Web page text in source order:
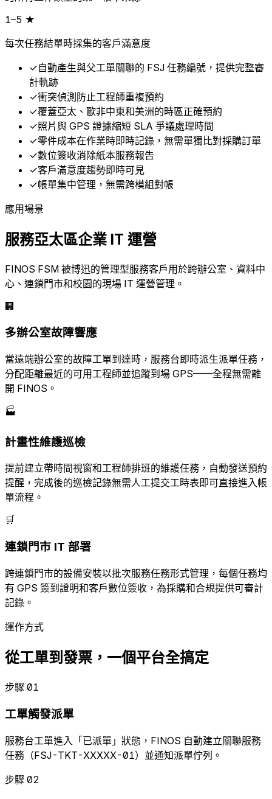
1–5 ★
每次任務結單時採集的客戶滿意度
✓自動產生與父工單關聯的 FSJ 任務編號，提供完整審
計軌跡
✓衝突偵測防止工程師重複預約
✓覆蓋亞太、歐非中東和美洲的時區正確預約
✓照片與 GPS 證據縮短 SLA 爭議處理時間
✓零件成本在作業時即時記錄，無需單獨比對採購訂單
✓數位簽收消除紙本服務報告
✓客戶滿意度趨勢即時可見
✓帳單集中管理，無需跨模組對帳
應用場景
服務亞太區企業 IT 運營
FINOS FSM 被博迅的管理型服務客戶用於跨辦公室、資料中
心、連鎖門市和校園的現場 IT 運營管理。
🏢
多辦公室故障響應
當遠端辦公室的故障工單到達時，服務台即時派生派單任務，
分配距離最近的可用工程師並追蹤到場 GPS——全程無需離
開 FINOS。
🏭
計畫性維護巡檢
提前建立帶時間視窗和工程師排班的維護任務，自動發送預約
提醒，完成後的巡檢記錄無需人工提交工時表即可直接進入帳
單流程。
🛒
連鎖門市 IT 部署
跨連鎖門市的設備安裝以批次服務任務形式管理，每個任務均
有 GPS 簽到證明和客戶數位簽收，為採購和合規提供可審計
記錄。
運作方式
從工單到發票，一個平台全搞定
步驟 01
工單觸發派單
服務台工單進入「已派單」狀態，FINOS 自動建立關聯服務
任務（FSJ-TKT-XXXXX-01）並通知派單佇列。
步驟 02